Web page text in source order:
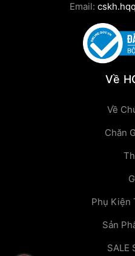
Email:
Về
Về
Chăn
Phụ Kiện
Sản
SALE